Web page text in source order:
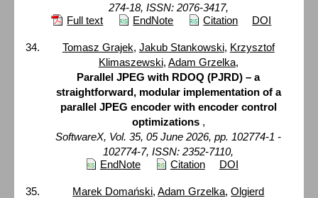
274-18, ISSN: 2076-3417,
Full text
EndNote Citation DOI
Tomasz Grajek, Jakub Stankowski, Krzysztof
Klimaszewski, Adam Grzelka,
Parallel JPEG with RDOQ (PJRD) – a
straightforward, modular implementation of a
parallel JPEG encoder with encoder control
optimizations ,
SoftwareX, Vol. 35, 05 June 2026, pp. 102774-1 -
102774-7, ISSN: 2352-7110,
EndNote
Citation DOI
Marek Domański,Adam Grzelka,Olgierd